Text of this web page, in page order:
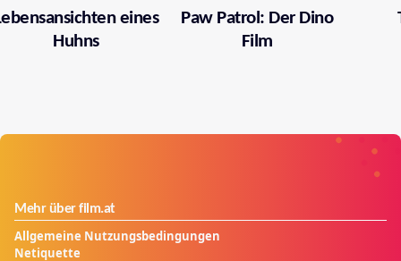
eines
Huhns
Paw Patrol: Der Dino
Film
Mehr über film.at
Allgemeine Nutzungsbedingungen
Netiquette